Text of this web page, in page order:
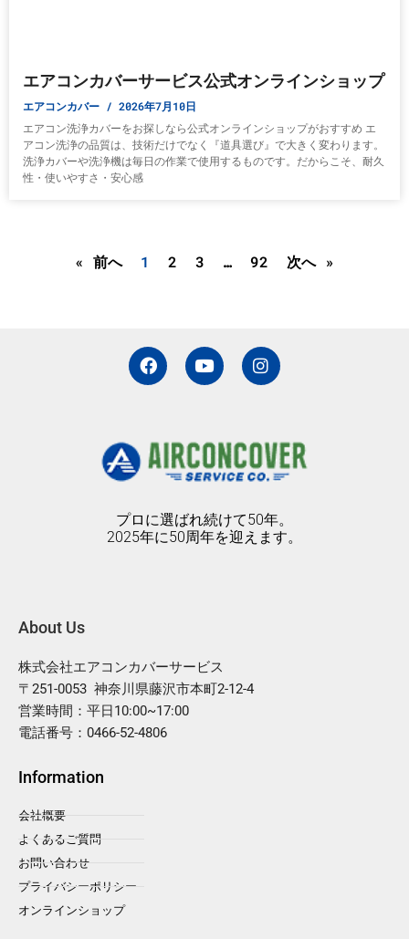
エアコンカバーサービス公式オンラインショップ
エアコンカバー 2026年7月10日
エアコン洗浄カバーをお探しなら公式オンラインショップがおすすめ エ
アコン洗浄の品質は、技術だけでなく『道具選び』で大きく変わります。
洗浄カバーや洗浄機は毎日の作業で使用するものです。だからこそ、耐久
性・使いやすさ・安心感
« 前へ 1 2 3 … 92 次へ »
F
a
c
o
o
k
Y
o
u
b
e
I
n
s
g
r
a
プロに選ばれ続けて50年。
2025年に50周年を迎えます。
About Us
株式会社エアコンカバーサービス
〒251-0053 神奈川県藤沢市本町2-12-4
営業時間：平日10:00~17:00
電話番号：0466-52-4806
Information
会社概要
よくあるご質問
お問い合わせ
プライバシーポリシー
オンラインショップ